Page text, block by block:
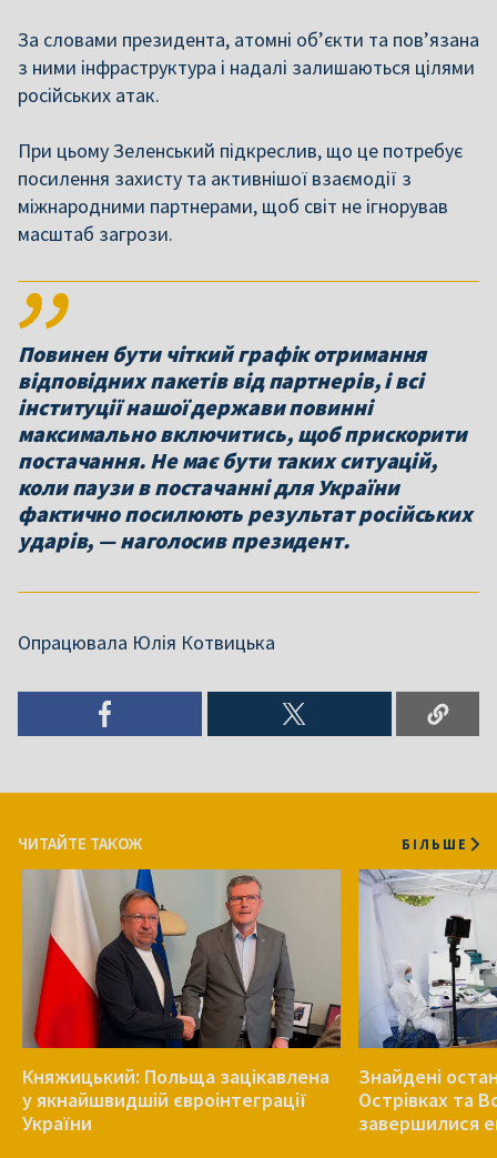
За словами президента, атомні об’єкти та пов’язана
з ними інфраструктура і надалі залишаються цілями
російських атак.
При цьому Зеленський підкреслив, що це потребує
посилення захисту та активнішої взаємодії з
міжнародними партнерами, щоб світ не ігнорував
масштаб загрози.
Повинен бути чіткий графік отримання
відповідних пакетів від партнерів, і всі
інституції нашої держави повинні
максимально включитись, щоб прискорити
постачання. Не має бути таких ситуацій,
коли паузи в постачанні для України
фактично посилюють результат російських
ударів, — наголосив президент.
Опрацювала Юлія Котвицька
ЧИТАЙТЕ ТАКОЖ БІЛЬШЕ
Княжицький: Польща зацікавлена
у якнайшвидшій євроінтеграції
України
Знайдені
Острівках та
завершилися